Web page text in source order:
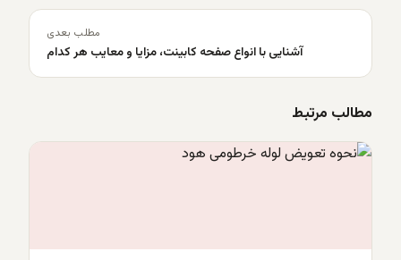
مطلب بعدی
آشنایی با انواع صفحه کابینت، مزایا و معایب هر کدام
مطالب مرتبط